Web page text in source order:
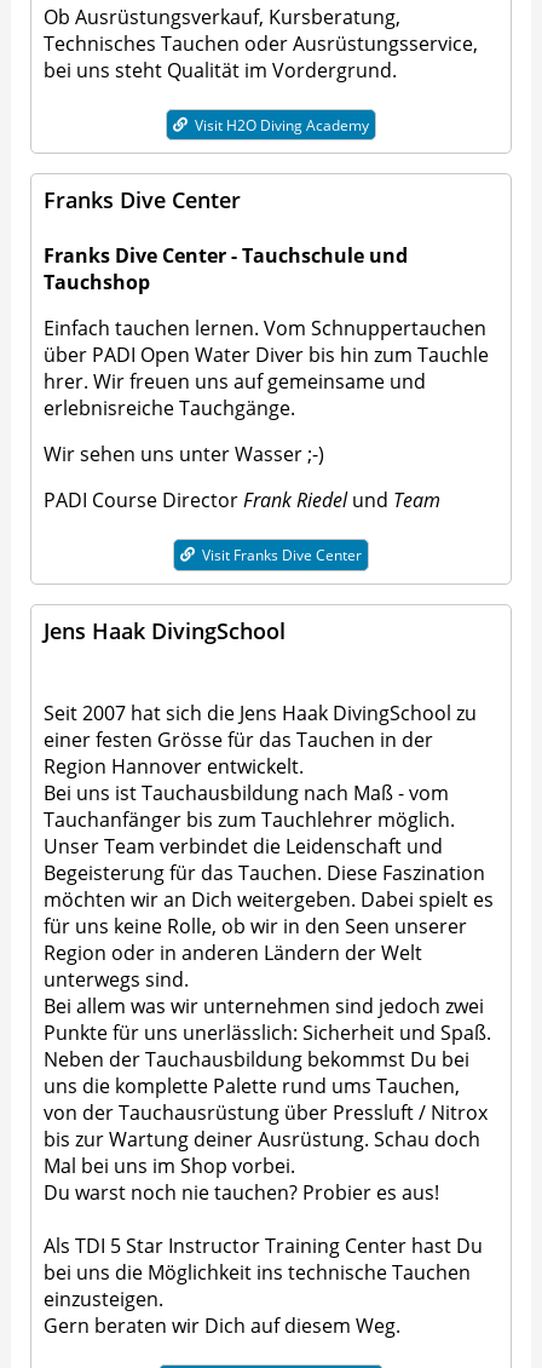
Ob Ausrüstungsverkauf, Kursberatung,
Technisches Tauchen oder Ausrüstungsservice,
bei uns steht Qualität im Vordergrund.
Visit H2O Diving Academy
Franks Dive Center
Franks Dive Center - Tauchschule und
Tauchshop
Einfach tauchen lernen. VomSchnuppertauchen
über PADI Open Water Diver bis hin zumTauchle
hrer. Wir freuen uns auf gemeinsame und
erlebnisreiche Tauchgänge.
Wir sehen uns unter Wasser ;-)
PADI Course DirectorFrank Riedelund Team
Visit Franks Dive Center
Jens Haak DivingSchool
Seit 2007 hat sich die Jens Haak DivingSchool zu
einer festen Grösse für das Tauchen in der
Region Hannover entwickelt.
Bei uns ist Tauchausbildung nach Maß - vom
Tauchanfänger bis zum Tauchlehrer möglich.
Unser Team verbindet die Leidenschaft und
Begeisterung für das Tauchen. Diese Faszination
möchten wir an Dich weitergeben. Dabei spielt es
für uns keine Rolle, ob wir in den Seen unserer
Region oder in anderen Ländern der Welt
unterwegs sind.
Bei allem was wir unternehmen sind jedoch zwei
Punkte für uns unerlässlich: Sicherheit und Spaß.
Neben der Tauchausbildung bekommst Du bei
uns die komplette Palette rund ums Tauchen,
von der Tauchausrüstung über Pressluft / Nitrox
bis zur Wartung deiner Ausrüstung. Schau doch
Mal bei uns im Shop vorbei.
Du warst noch nie tauchen? Probier es aus!
Als TDI 5 Star Instructor Training Center hast Du
bei uns die Möglichkeit ins technische Tauchen
einzusteigen.
Gern beraten wir Dich auf diesem Weg.